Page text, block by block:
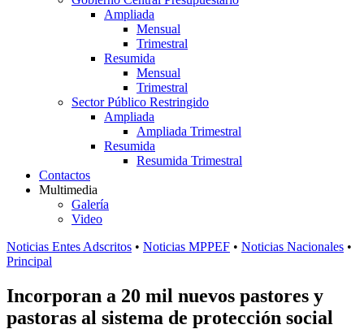
Ampliada
Mensual
Trimestral
Resumida
Mensual
Trimestral
Sector Público Restringido
Ampliada
Ampliada Trimestral
Resumida
Resumida Trimestral
Contactos
Multimedia
Galería
Video
Noticias Entes Adscritos • Noticias MPPEF • Noticias Nacionales •
Principal
Incorporan a 20 mil nuevos pastores y
pastoras al sistema de protección social